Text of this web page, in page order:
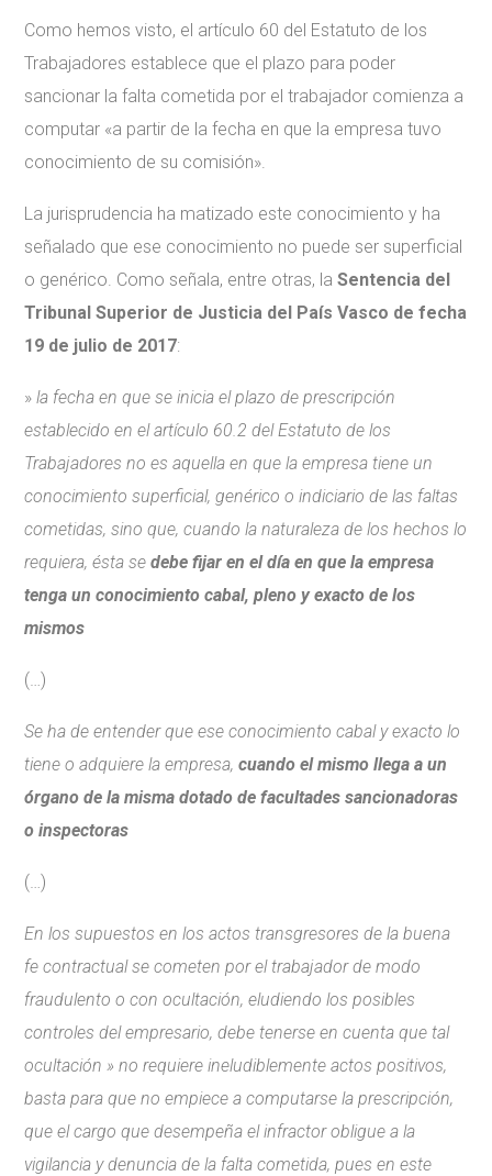
Como hemos visto, el artículo 60 del Estatuto de los
Trabajadores establece que el plazo para poder
sancionar la falta cometida por el trabajador comienza a
computar «a partir de la fecha en que la empresa tuvo
conocimiento de su comisión».
La jurisprudencia ha matizado este conocimiento y ha
señalado que ese conocimiento no puede ser superficial
o genérico. Como señala, entre otras, laSentencia del
Tribunal Superior de Justicia del País Vasco de fecha
19 de julio de 2017:
»la fecha en que se inicia el plazo de prescripción
establecido en el artículo 60.2 del Estatuto de los
Trabajadores no es aquella en que la empresa tiene un
conocimiento superficial, genérico o indiciario de las faltas
cometidas, sino que, cuando la naturaleza de los hechos lo
requiera, ésta sedebe fijar en el día en que la empresa
tenga un conocimiento cabal, pleno y exacto de los
mismos
(…)
Se ha de entender que ese conocimiento cabal y exacto lo
tiene o adquiere la empresa,cuando el mismo llega a un
órgano de la misma dotado de facultades sancionadoras
o inspectoras
(…)
En los supuestos en los actos transgresores de la buena
fe contractual se cometen por el trabajador de modo
fraudulento o con ocultación, eludiendo los posibles
controles del empresario, debe tenerse en cuenta que tal
ocultación » no requiere ineludiblemente actos positivos,
basta para que no empiece a computarse la prescripción,
que el cargo que desempeña el infractor obligue a la
vigilancia y denuncia de la falta cometida, pues en este